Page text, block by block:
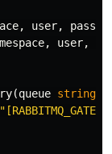
, user, pass
, user,
(queue string